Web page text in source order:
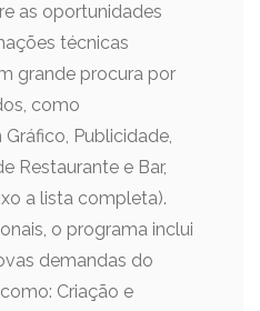
as oportunidades
técnicas
grande procura por
como
Publicidade,
Restaurante e Bar,
a lista completa).
o programa inclui
demandas do
Criação e